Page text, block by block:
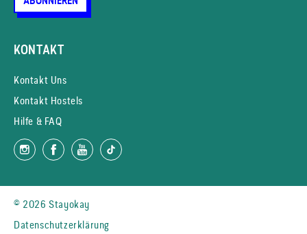
KONTAKT
Kontakt Uns
Kontakt Hostels
Hilfe & FAQ
© 2026 Stayokay
Datenschutzerklärung